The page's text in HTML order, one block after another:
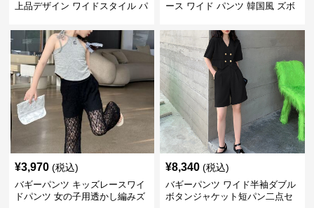
上品デザイン ワイドスタイル パ
ース ワイド パンツ 韓国風 ズボ
¥3,970 (税込)
バギーパンツ キッズレースワイ
ドパンツ 女の子用透かし編みズ
¥8,340 (税込)
バギーパンツ ワイド半袖ダブル
ボタンジャケット短パン二点セ